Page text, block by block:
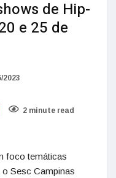
de Hip-
e 25 de
2023
2 minute read
foco temáticas
Sesc Campinas